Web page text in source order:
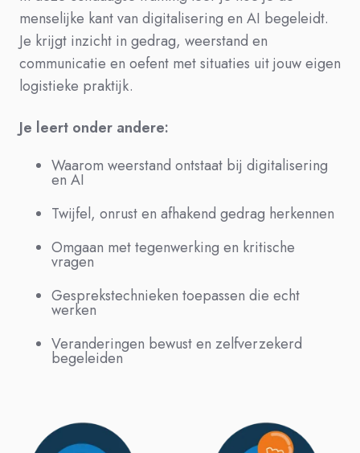
menselijke kant van digitalisering en AI begeleidt.
Je krijgt inzicht in gedrag, weerstand en
communicatie en oefent met situaties uit jouw eigen
logistieke praktijk.
Je leert onder andere:
Waarom weerstand ontstaat bij digitalisering
en AI
Twijfel, onrust en afhakend gedrag herkennen
Omgaan met tegenwerking en kritische
vragen
Gesprekstechnieken toepassen die echt
werken
Veranderingen bewust en zelfverzekerd
begeleiden